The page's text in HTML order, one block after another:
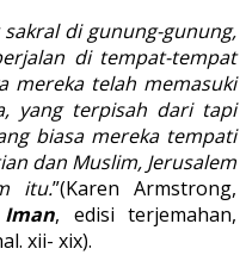
di gunung-gunung,
di tempat-tempat
mereka telah memasuki
yang terpisah dari tapi
biasa mereka tempati
dan Muslim, Jerusalem
itu.”(Karen Armstrong,
, edisi terjemahan,
xii- xix).